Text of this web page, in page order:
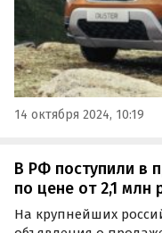
14 октября 2024, 10:19
В РФ поступили в
по цене от 2,1 млн
На крупнейших